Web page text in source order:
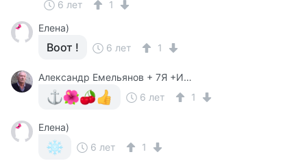
6 лет
1
Елена)
Воот ! 6 лет 1
Александр Емельянов + 7Я +Инструктор Туризма
6 лет
1
Елена)
6 лет
1